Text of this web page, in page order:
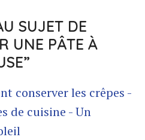
SUJET DE
UNE PÂTE À
conserver les crêpes -
de cuisine - Un